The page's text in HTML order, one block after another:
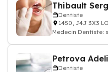
Thibault
Dentiste
1450, J4J 3X3
Medecin Dentiste:
Petrova
Dentiste